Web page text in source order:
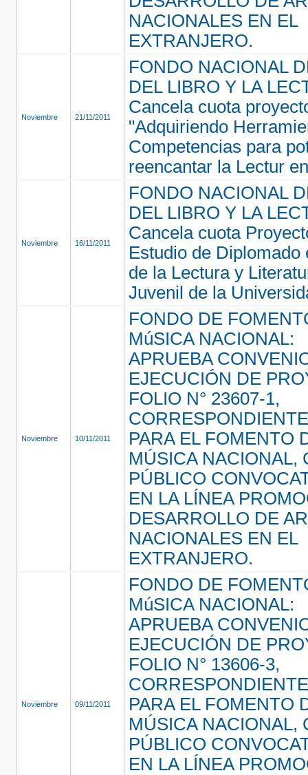
NACIONALES EN EL
EXTRANJERO.
Noviembre 21/11/2011
FONDO NACIONAL
DEL LIBRO Y LA
Cancela cuota
"Adquiriendo
Competencias para
reencantar la Lectur
Noviembre 16/11/2011
FONDO NACIONAL
DEL LIBRO Y LA
Cancela cuota
Estudio de Diplomado
de la Lectura y
Juvenil de la
Noviembre 10/11/2011
FONDO DE
MúSICA NACIONAL:
APRUEBA
EJECUCIÓN DE
FOLIO N° 23607-1,
PARA EL FOMENTO
MÚSICA NACIONAL,
PÚBLICO
EN LA LÍNEA
DESARROLLO DE
NACIONALES EN EL
EXTRANJERO.
Noviembre 09/11/2011
FONDO DE
MúSICA NACIONAL:
APRUEBA
EJECUCIÓN DE
FOLIO N° 13606-3,
PARA EL FOMENTO
MÚSICA NACIONAL,
PÚBLICO
EN LA LÍNEA